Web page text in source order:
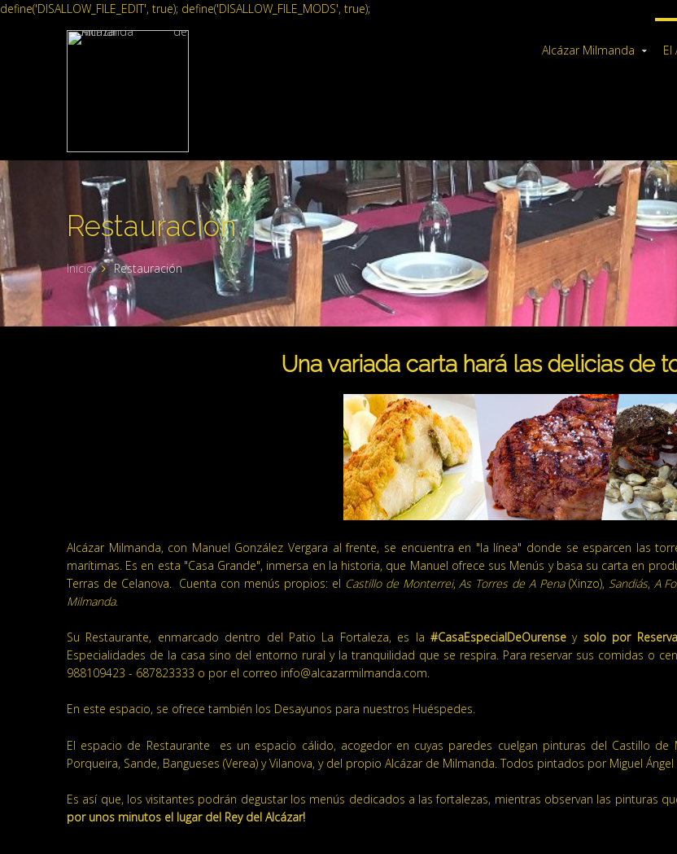
define('DISALLOW_FILE_EDIT', true); define('DISALLOW_FILE_MODS', true);
Alcázar Milmanda El
Restauración
Inicio Restauración
Una variada carta hará las delicias de
Alcázar Milmanda, con Manuel González Vergara al frente, se encuentra en "la línea" donde se esparcen las
marítimas. Es en esta "Casa Grande", inmersa en la historia, que Manuel ofrece sus Menús y basa su carta en
Terras de Celanova. Cuenta con menús propios: el Castillo de Monterrei, As Torres de A Pena(Xinzo), Sandiás, A
Milmanda.
Su Restaurante, enmarcado dentro del Patio La Fortaleza, es la #CasaEspecialDeOurense y solo por Reserva
Especialidades de la casa sino del entorno rural y la tranquilidad que se respira. Para reservar sus comidas o
988109423 - 687823333 o por el correo info@alcazarmilmanda.com.
En este espacio, se ofrece también los Desayunos para nuestros Huéspedes.
El espacio de Restaurante es un espacio cálido, acogedor en cuyas paredes cuelgan pinturas del Castillo de
Porqueira, Sande, Bangueses (Verea) y Vilanova, y del propio Alcázar de Milmanda. Todos pintados por Miguel
Es así que, los visitantes podrán degustar los menús dedicados a las fortalezas, mientras observan las pinturas
por unos minutos el lugar del Rey del Alcázar!